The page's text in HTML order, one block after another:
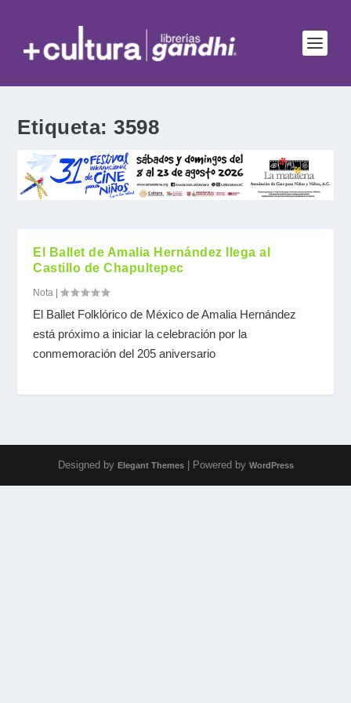
Etiqueta:3598
El Ballet de Amalia Hernández llega al
Castillo de Chapultepec
Nota |
El Ballet Folklórico de México de Amalia Hernández
está próximo a iniciar la celebración por la
conmemoración del 205 aniversario
Designed by Elegant Themes| Powered by WordPress